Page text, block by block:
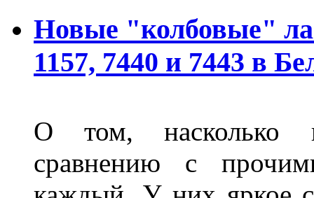
Новые "колбовые"
1157, 7440 и 7443 в
О том, насколько
сравнению с